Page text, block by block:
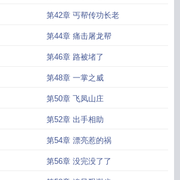
第42章 丐帮传功长老
第44章 痛击屠龙帮
第46章 路被堵了
第48章 一掌之威
第50章 飞凤山庄
第52章 出手相助
第54章 漂亮惹的祸
第56章 没完没了了